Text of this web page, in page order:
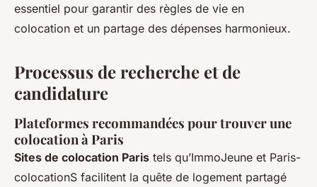
essentiel pour garantir des règles de vie en
colocation et un partage des dépenses harmonieux.
Processus de recherche et de
candidature
Plateformes recommandées pour trouver une
colocation à Paris
Sites de colocation Paris tels qu’ImmoJeune et Paris-
colocationS facilitent la quête de logement partagé